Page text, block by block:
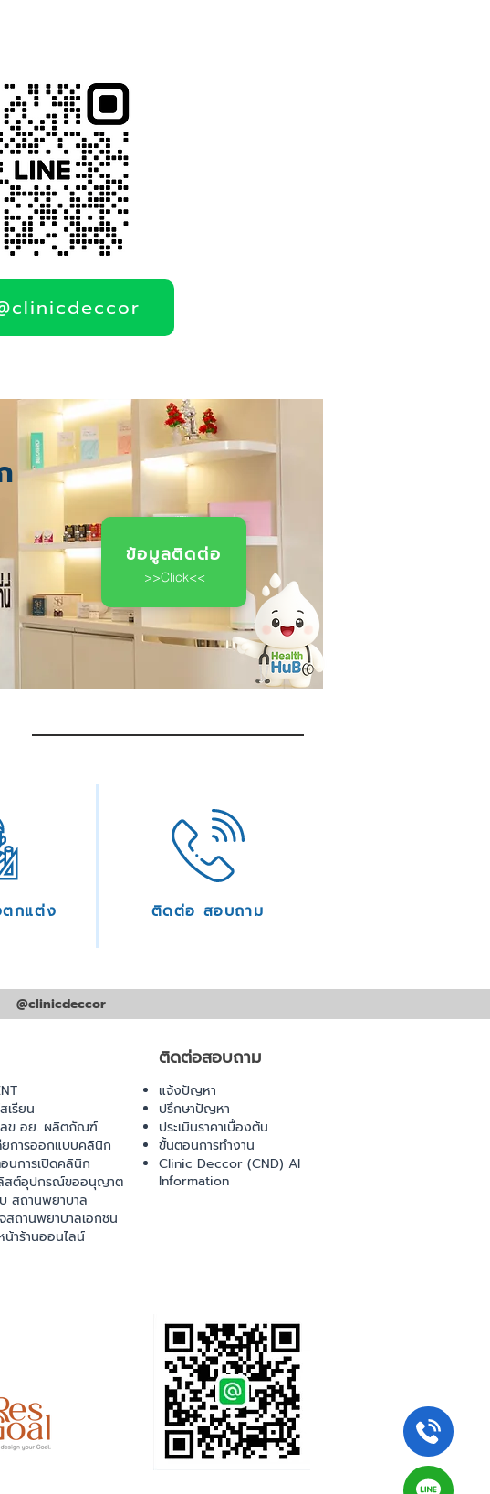
ข้อมูลติดต่อ
>>Click<<
ตกแต่ง ติดต่อ สอบถาม
@clinicdeccor
ติดต่อสอบถาม
เรียน
ลข อย. ผลิตภัณฑ์
ยการออกแบบคลินิก
นการเปิดคลินิก
สต์อุปกรณ์ขออนุญาต
สถานพยาบาล
สถานพยาบาลเอกชน
น้าร้านออนไลน์
แจ้งปัญหา
ปรึกษาปัญหา
ประเมินราคาเบื้องต้น
ขั้นตอนการทำงาน
Clinic Deccor (CND) AI
Information